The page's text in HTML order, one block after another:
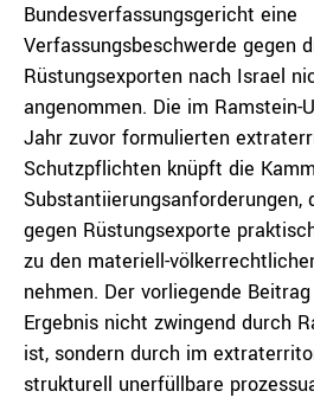
Bundesverfassungsgericht eine
Verfassungsbeschwerde gegen
Rüstungsexporten nach Israel
angenommen. Die im Ramstein-
Jahr zuvor formulierten
Schutzpflichten knüpft die
Substantiierungsanforderungen,
gegen Rüstungsexporte
zu den materiell-
nehmen. Der vorliegende
Ergebnis nicht zwingend durch
ist, sondern durch im
strukturell unerfüllbare